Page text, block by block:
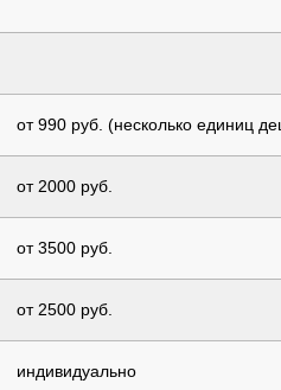
от 990 руб. (несколько единиц
от 2000 руб.
от 3500 руб.
от 2500 руб.
индивидуально